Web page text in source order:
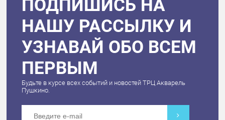
ПОДПИШИСЬ НА
НАШУ РАССЫЛКУ И
УЗНАВАЙ ОБО ВСЕМ
ПЕРВЫМ
Будьте в курсе всех событий и новостей ТРЦ Акварель
Пушкино.